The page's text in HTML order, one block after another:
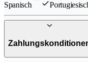
Spanisch